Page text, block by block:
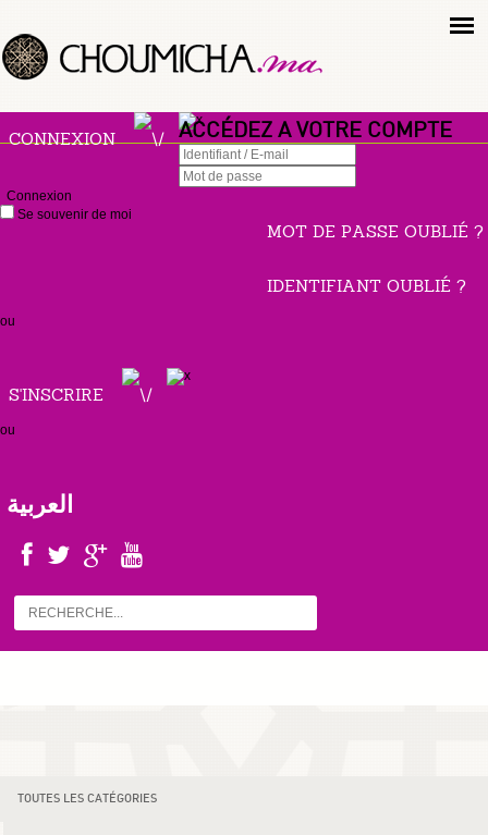
CONNEXION ACCÉDEZ A VOTRE COMPTE
Connexion
Se souvenir de moi
MOT DE PASSE OUBLIÉ ?
IDENTIFIANT OUBLIÉ ?
ou
S'INSCRIRE
ou
العربية
TOUTES LES CATÉGORIES